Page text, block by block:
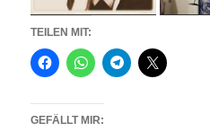
TEILEN MIT:
GEFÄLLT MIR: